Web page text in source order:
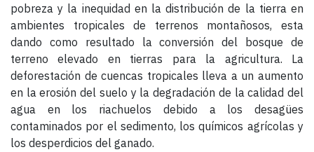
pobreza y la inequidad en la distribución de la tierra en
ambientes tropicales de terrenos montañosos, esta
dando como resultado la conversión del bosque de
terreno elevado en tierras para la agricultura. La
deforestación de cuencas tropicales lleva a un aumento
en la erosión del suelo y la degradación de la calidad del
agua en los riachuelos debido a los desagües
contaminados por el sedimento, los químicos agrícolas y
los desperdicios del ganado.